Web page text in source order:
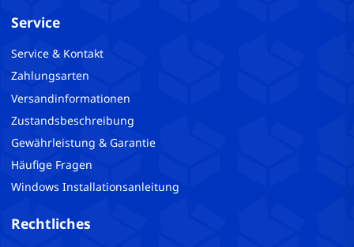
Service
Service & Kontakt
Zahlungsarten
Versandinformationen
Zustandsbeschreibung
Gewährleistung & Garantie
Häufige Fragen
Windows Installationsanleitung
Rechtliches